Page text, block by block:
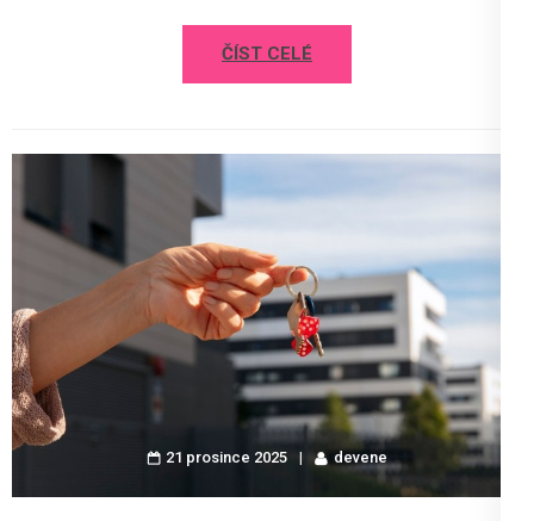
ČÍST CELÉ
21 prosince 2025 devene